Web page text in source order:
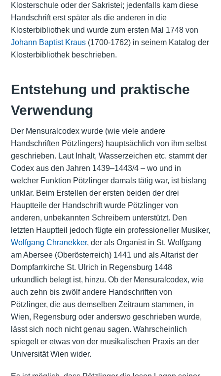
Klosterschule oder der Sakristei; jedenfalls kam diese
Handschrift erst später als die anderen in die
Klosterbibliothek und wurde zum ersten Mal 1748 von
Johann Baptist Kraus(1700-1762) in seinem Katalog der
Klosterbibliothek beschrieben.
Entstehung und praktische
Verwendung
Der Mensuralcodex wurde (wie viele andere
Handschriften Pötzlingers) hauptsächlich von ihm selbst
geschrieben. Laut Inhalt, Wasserzeichen etc. stammt der
Codex aus den Jahren 1439–1443/4 – wo und in
welcher Funktion Pötzlinger damals tätig war, ist bislang
unklar. Beim Erstellen der ersten beiden der drei
Hauptteile der Handschrift wurde Pötzlinger von
anderen, unbekannten Schreibern unterstützt. Den
letzten Hauptteil jedoch fügte ein professioneller Musiker,
Wolfgang Chranekker, der als Organist in St. Wolfgang
am Abersee (Oberösterreich) 1441 und als Altarist der
Dompfarrkirche St. Ulrich in Regensburg 1448
urkundlich belegt ist, hinzu. Ob der Mensuralcodex, wie
auch zehn bis zwölf andere Handschriften von
Pötzlinger, die aus demselben Zeitraum stammen, in
Wien, Regensburg oder anderswo geschrieben wurde,
lässt sich noch nicht genau sagen. Wahrscheinlich
spiegelt er etwas von der musikalischen Praxis an der
Universität Wien wider.